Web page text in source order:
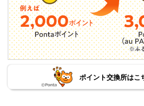
ポイント交換所はこ